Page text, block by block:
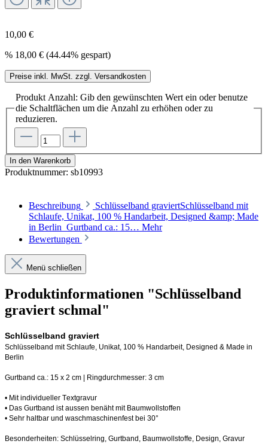
10,00 €
% 18,00 € (44.44% gespart)
Preise inkl. MwSt. zzgl. Versandkosten
Produkt Anzahl: Gib den gewünschten Wert ein oder benutze
die Schaltflächen um die Anzahl zu erhöhen oder zu
reduzieren.
In den Warenkorb
Produktnummer: sb10993
Beschreibung
Schlüsselband graviertSchlüsselband mit
Schlaufe, Unikat, 100 % Handarbeit, Designed &amp; Made
in Berlin Gurtband ca.: 15… Mehr
Bewertungen
Menü schließen
Produktinformationen "Schlüsselband
graviert schmal"
Schlüsselband graviert
Schlüsselband mit Schlaufe, Unikat, 100 % Handarbeit, Designed & Made in
Berlin
Gurtband ca.: 15 x 2 cm | Ringdurchmesser: 3 cm
• Mit individueller Textgravur
• Das Gurtband ist aussen benäht mit Baumwollstoffen
• Sehr haltbar und waschmaschinenfest bei 30°
Besonderheiten: Schlüsselring, Gurtband , Baumwollstoffe, Design, Gravur